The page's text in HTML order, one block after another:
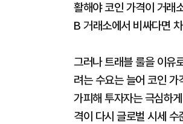
활해야 코인 가격이 거래
B 거래소에서 비싸다면
그러나 트래블 룰을 이유
려는 수요는 늘어 코인
가피해 투자자는 극심하
격이 다시 글로벌 시세